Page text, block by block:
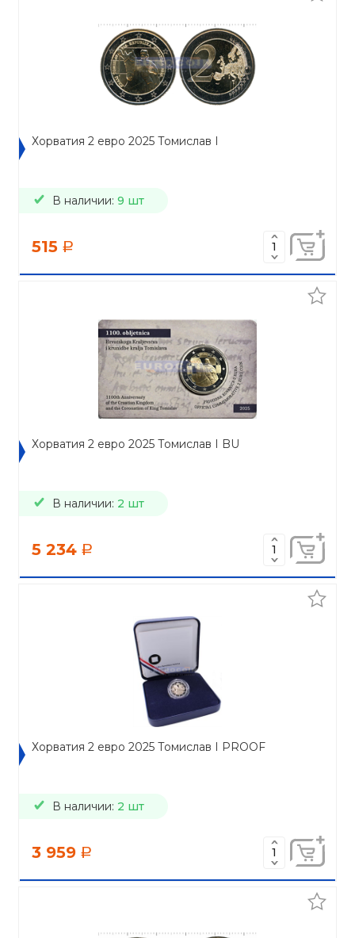
Хорватия 2 евро 2025 Томислав I
В наличии: 9 шт
515 a
Хорватия 2 евро 2025 Томислав I BU
В наличии: 2 шт
5 234 a
Хорватия 2 евро 2025 Томислав I PROOF
В наличии: 2 шт
3 959 a